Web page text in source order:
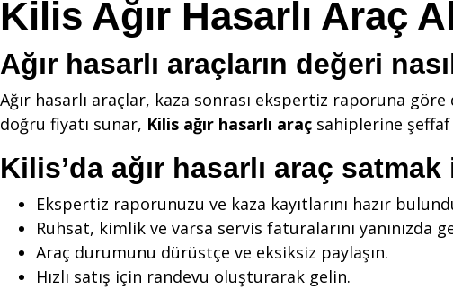
Kilis Ağır Hasarlı Araç
Ağır hasarlı araçların değeri
Ağır hasarlı araçlar, kaza sonrası ekspertiz raporuna
doğru fiyatı sunar, Kilis ağır hasarlı araç sahiplerine
Kilis’da ağır hasarlı araç
Ekspertiz raporunuzu ve kaza kayıtlarını hazır
Ruhsat, kimlik ve varsa servis faturalarını yanınızda
Araç durumunu dürüstçe ve eksiksiz paylaşın.
Hızlı satış için randevu oluşturarak gelin.